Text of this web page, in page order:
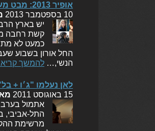
אופיר 2013: מבט מעמיק אל קטגוריות השחקנית הראשית, שחקנית המשנה והצילום
10 בספטמבר 2013
יש בארץ
קשת רחבה
החל אורון בשבוע
הנשי,… להמשך
לאן נעלמו "ג׳ו +
15 באוגוסט 2011
אתמול בערב
התל-אביבי,
מרשימת